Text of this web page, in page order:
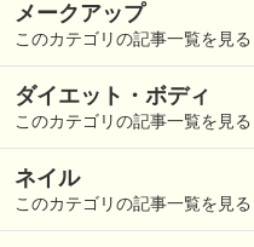
メークアップ
このカテゴリの記事一覧を見る
ダイエット・ボディ
このカテゴリの記事一覧を見る
ネイル
このカテゴリの記事一覧を見る